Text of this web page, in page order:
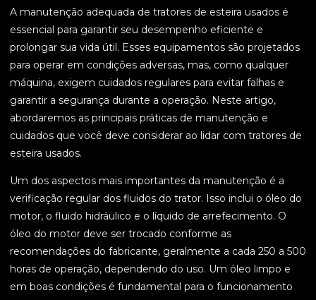
A manutenção adequada de tratores de esteira usados é
essencial para garantir seu desempenho eficiente e
prolongar sua vida útil. Esses equipamentos são projetados
para operar em condições adversas, mas, como qualquer
máquina, exigem cuidados regulares para evitar falhas e
garantir a segurança durante a operação. Neste artigo,
abordaremos as principais práticas de manutenção e
cuidados que você deve considerar ao lidar com tratores de
esteira usados.
Um dos aspectos mais importantes da manutenção é a
verificação regular dos fluidos do trator. Isso inclui o óleo do
motor, o fluido hidráulico e o líquido de arrefecimento. O
óleo do motor deve ser trocado conforme as
recomendações do fabricante, geralmente a cada 250 a 500
horas de operação, dependendo do uso. Um óleo limpo e
em boas condições é fundamental para o funcionamento